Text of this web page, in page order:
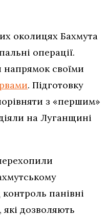
околицях Бахмута
операції.
своїми
. Підготовку
з «першим»
на Луганщині
панівні
дозволяють